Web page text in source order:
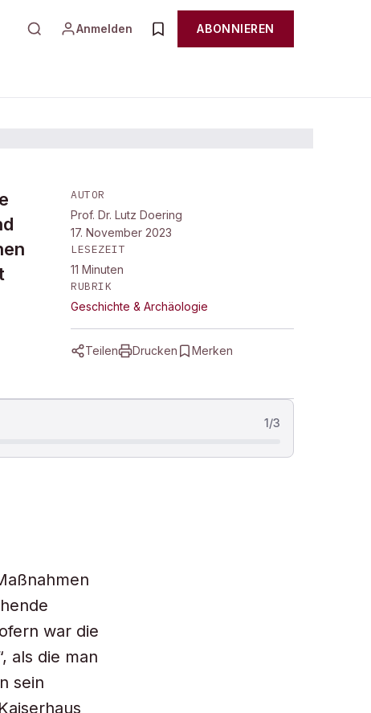
Anmelden ABONNIEREN
AUTOR
Prof. Dr. Lutz Doering
17. November 2023
LESEZEIT
11 Minuten
RUBRIK
Geschichte & Archäologie
Teilen Drucken Merken
1/3
war die
als die man
sein